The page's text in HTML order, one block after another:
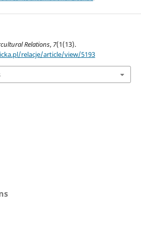
Relations, 7(1(13).
relacje/article/view/5193